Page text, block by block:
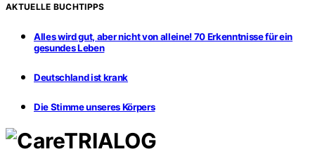
AKTUELLE BUCHTIPPS
Alles wird gut, aber nicht von alleine! 70 Erkenntnisse für ein
gesundes Leben
Deutschland ist krank
Die Stimme unseres Körpers